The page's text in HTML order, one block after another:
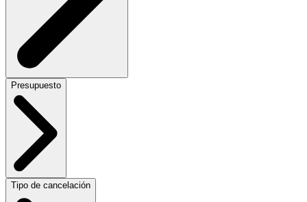
Presupuesto
Tipo de cancelación